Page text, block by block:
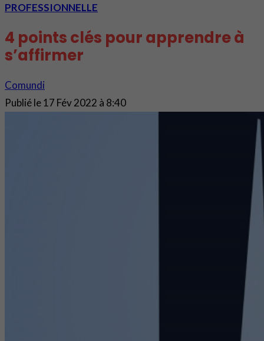
PROFESSIONNELLE
4 points clés pour apprendre à
s’affirmer
Comundi
Publié le17 Fév 2022 à 8:40